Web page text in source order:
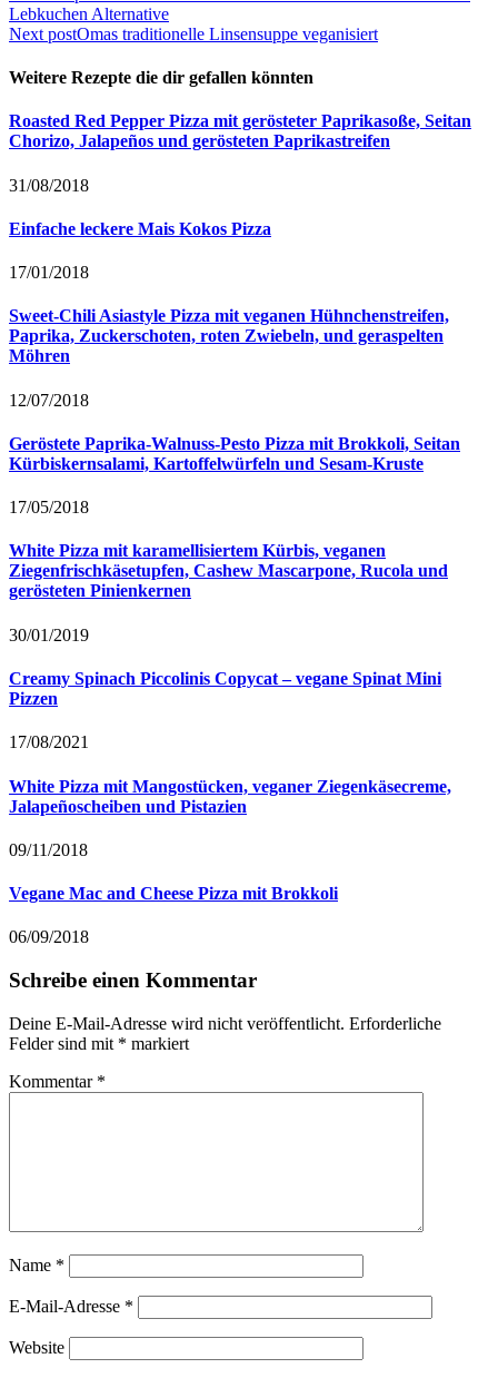
Lebkuchen Alternative
Next postOmas traditionelle Linsensuppe veganisiert
Weitere Rezepte die dir gefallen könnten
Roasted Red Pepper Pizza mit gerösteter Paprikasoße, Seitan
Chorizo, Jalapeños und gerösteten Paprikastreifen
31/08/2018
Einfache leckere Mais Kokos Pizza
17/01/2018
Sweet-Chili Asiastyle Pizza mit veganen Hühnchenstreifen,
Paprika, Zuckerschoten, roten Zwiebeln, und geraspelten
Möhren
12/07/2018
Geröstete Paprika-Walnuss-Pesto Pizza mit Brokkoli, Seitan
Kürbiskernsalami, Kartoffelwürfeln und Sesam-Kruste
17/05/2018
White Pizza mit karamellisiertem Kürbis, veganen
Ziegenfrischkäsetupfen, Cashew Mascarpone, Rucola und
gerösteten Pinienkernen
30/01/2019
Creamy Spinach Piccolinis Copycat – vegane Spinat Mini
Pizzen
17/08/2021
White Pizza mit Mangostücken, veganer Ziegenkäsecreme,
Jalapeñoscheiben und Pistazien
09/11/2018
Vegane Mac and Cheese Pizza mit Brokkoli
06/09/2018
Schreibe einen Kommentar
Deine E-Mail-Adresse wird nicht veröffentlicht. Erforderliche
Felder sind mit * markiert
Kommentar *
Name *
E-Mail-Adresse *
Website